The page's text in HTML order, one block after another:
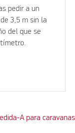
pedir a un
3,5 m sin la
del que se
A para caravanas